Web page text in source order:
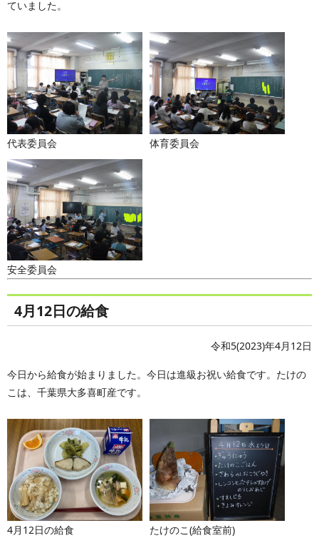
ていました。
代表委員会 体育委員会
安全委員会
4月12日の給食
令和5(2023)年4月12日
今日から給食が始まりました。今日は進級お祝い給食です。たけの
こは、千葉県大多喜町産です。
4月12日の給食 たけのこ(給食室前)